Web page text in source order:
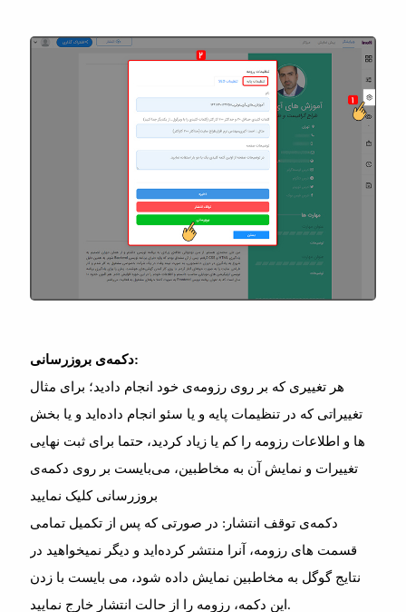
دکمه‌ی بروزرسانی:
هر تغییری که بر روی رزومه‌ی خود انجام دادید؛ برای مثال
تغییراتی که در تنظیمات پایه و یا سئو انجام داده‌اید و یا بخش
ها و اطلاعات رزومه را کم یا زیاد کردید، حتما برای ثبت نهایی
تغییرات و نمایش آن به مخاطبین، می‌بایست بر روی دکمه‌ی
بروزرسانی کلیک نمایید
دکمه‌ی توقف انتشار: در صورتی که پس از تکمیل تمامی
قسمت های رزومه، آنرا منتشر کرده‌اید و دیگر نمیخواهید در
نتایج گوگل به مخاطبین نمایش داده شود، می بایست با زدن
این دکمه، رزومه را از حالت انتشار خارج نمایید.